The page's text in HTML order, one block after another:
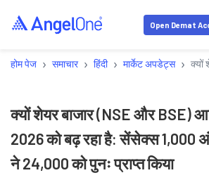
Open Demat
होम पेज › समाचार › हिंदी › मार्केट अपडेट्स › क्यों
क्यों शेयर बाजार (NSE और BSE)
2026 को बढ़ रहा है: सेंसेक्स 1,000
ने 24,000 को पुनः प्राप्त किया